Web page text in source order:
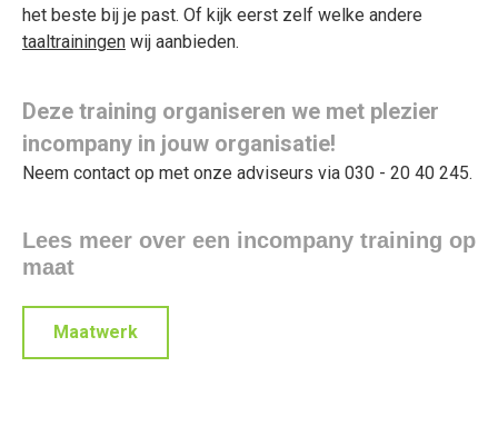
het beste bij je past. Of kijk eerst zelf welke andere
taaltrainingen wij aanbieden.
Deze training organiseren we met plezier
incompany in jouw organisatie!
Neem contact op met onze adviseurs via 030 - 20 40 245.
Lees meer over een incompany training op
maat
Maatwerk